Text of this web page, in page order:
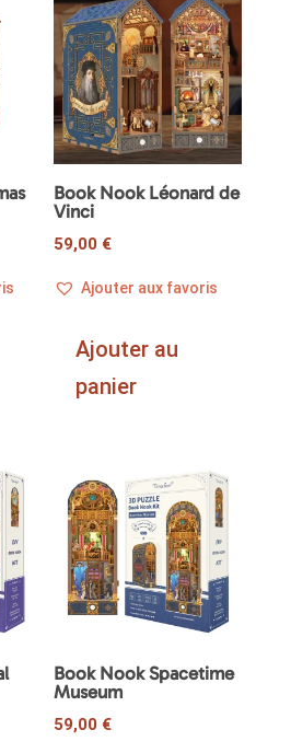
Book Nook Léonard de
Vinci
59,00 €
Ajouter aux favoris
Ajouter au
panier
Book Nook Spacetime
Museum
59,00 €